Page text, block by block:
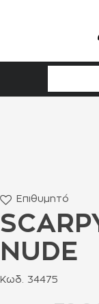
Επιθυμητό
NUDE
Κωδ. 34475